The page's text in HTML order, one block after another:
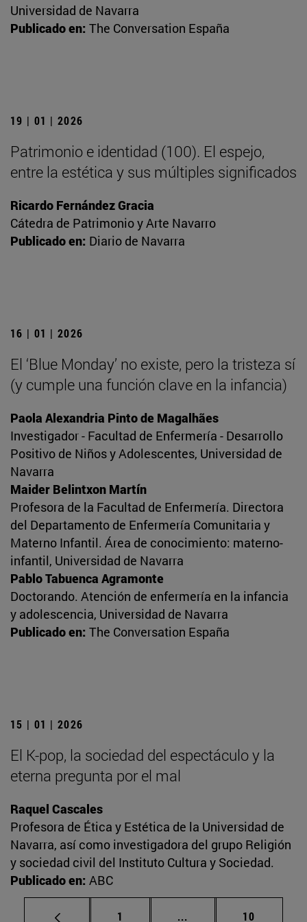
Universidad de Navarra
Publicado en: The Conversation España
19 | 01 | 2026
Patrimonio e identidad (100). El espejo,
entre la estética y sus múltiples significados
Ricardo Fernández Gracia
Cátedra de Patrimonio y Arte Navarro
Publicado en: Diario de Navarra
16 | 01 | 2026
El ‘Blue Monday’ no existe, pero la tristeza sí
(y cumple una función clave en la infancia)
Paola Alexandria Pinto de Magalhães
Investigador - Facultad de Enfermería - Desarrollo
Positivo de Niños y Adolescentes, Universidad de
Navarra
Maider Belintxon Martín
Profesora de la Facultad de Enfermería. Directora
del Departamento de Enfermería Comunitaria y
Materno Infantil. Área de conocimiento: materno-
infantil, Universidad de Navarra
Pablo Tabuenca Agramonte
Doctorando. Atención de enfermería en la infancia
y adolescencia, Universidad de Navarra
Publicado en: The Conversation España
15 | 01 | 2026
El K-pop, la sociedad del espectáculo y la
eterna pregunta por el mal
Raquel Cascales
Profesora de Ética y Estética de la Universidad de
Navarra, así como investigadora del grupo Religión
y sociedad civil del Instituto Cultura y Sociedad.
Publicado en: ABC
Página
1 ... Páginas intermedias
Página
10